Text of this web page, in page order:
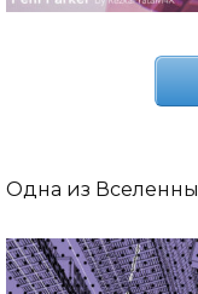
Одна из